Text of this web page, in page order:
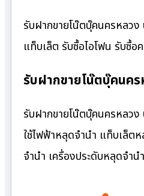
รับฝากขายโน๊ตบุ๊คนครหลว
แท็บเล็ต รับซื้อไอโฟน รับซื้
รับฝากขายโน๊ตบุ๊คนคร
รับฝากขายโน๊ตบุ๊คนครหลว
ใช้ไฟฟ้าหลุดจำนำ แท็บเล็ต
จำนำ เครื่องประดับหลุดจำ